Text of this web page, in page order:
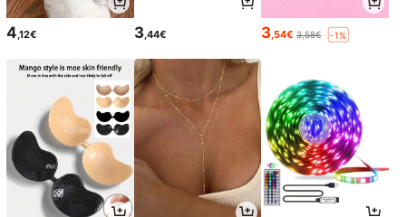
4 ,12€ 3,44€ 3 ,54€ 3,58€ -1%